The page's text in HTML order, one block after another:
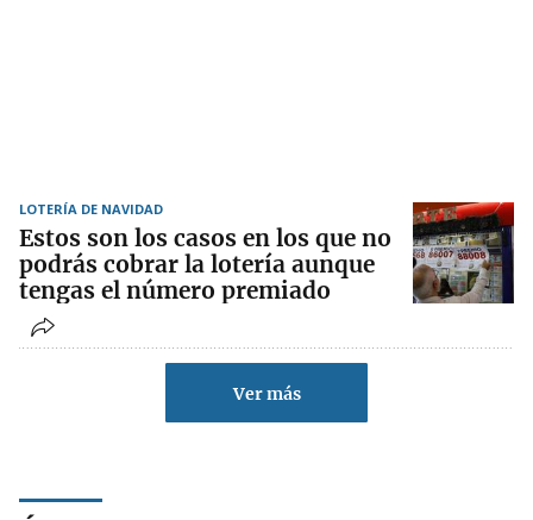
LOTERÍA DE NAVIDAD
Estos son los casos en los que no
podrás cobrar la lotería aunque
tengas el número premiado
Ver más